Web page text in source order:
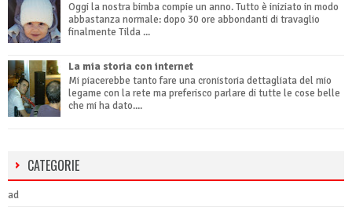
Oggi la nostra bimba compie un anno. Tutto è iniziato in modo
abbastanza normale: dopo 30 ore abbondanti di travaglio
finalmente Tilda ...
La mia storia con internet
Mi piacerebbe tanto fare una cronistoria dettagliata del mio
legame con la rete ma preferisco parlare di tutte le cose belle
che mi ha dato....
CATEGORIE
ad